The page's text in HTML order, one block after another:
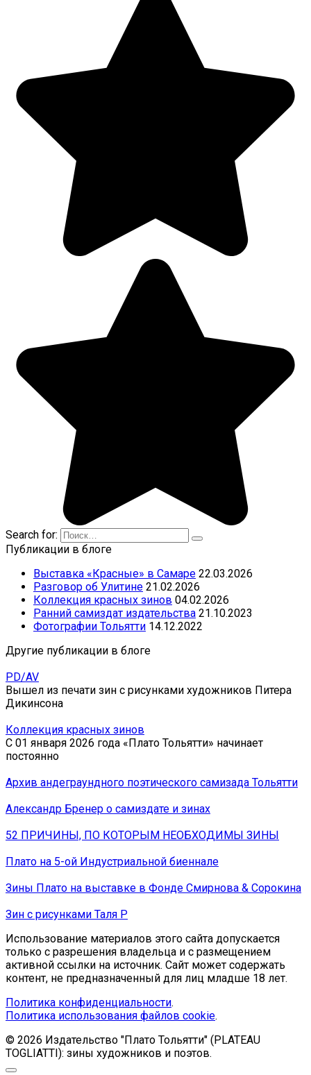
Search for:
Публикации в блоге
Выставка «Красные» в Самаре 22.03.2026
Разговор об Улитине 21.02.2026
Коллекция красных зинов 04.02.2026
Ранний самиздат издательства 21.10.2023
Фотографии Тольятти 14.12.2022
Другие публикации в блоге
PD/AV
Вышел из печати зин с рисунками художников Питера
Дикинсона
Коллекция красных зинов
С 01 января 2026 года «Плато Тольятти» начинает
постоянно
Архив андеграундного поэтического самизада Тольятти
Александр Бренер о самиздате и зинах
52 ПРИЧИНЫ, ПО КОТОРЫМ НЕОБХОДИМЫ ЗИНЫ
Плато на 5-ой Индустриальной биеннале
Зины Плато на выставке в Фонде Смирнова & Сорокина
Зин с рисунками Таля Р
Использование материалов этого сайта допускается
только с разрешения владельца и с размещением
активной ссылки на источник. Сайт может содержать
контент, не предназначенный для лиц младше 18 лет.
Политика конфиденциальности.
Политика использования файлов cookie.
© 2026 Издательство "Плато Тольятти" (PLATEAU
TOGLIATTI): зины художников и поэтов.